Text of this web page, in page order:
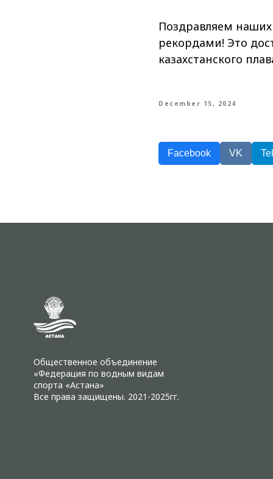
Поздравляем
рекордами! Это
казахстанского
December 15, 2024
Facebook VK
Общественное объединение
«Федерация по водным видам
спорта «Астана»
Все права защищены. 2021-2025гг.